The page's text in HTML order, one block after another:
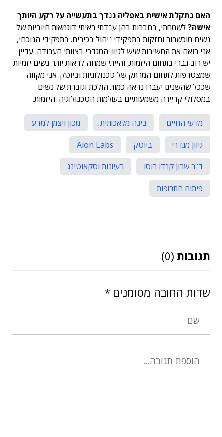
האם נתקלת אישית באפליה נגדך בתעשייה על רקע היותך
אישה?לשמחתי, בחברות בהן עבדתי ראיתי דוגמאות חיוביות של
נשים מוכשרות וחזקות בתפקידי ניהול בכירים. בתפקידי הנוכחי,
אני רואה את החשיבות שיש לגיוון המגדרי בצוותי העבודה. עדיין
יש רוב גברי בתחום היזמות, והייתי שמחה לראות יותר נשים יזמיות
שמצטרפות לתחום המרתק של טכנולוגיות וביוטק. אני מקווה
שככל שהשנים יעברו נראה כמות הולכת וגוברת של נשים
במסלולי קריירה משמעותיים בעולמות הטכנולוגיה והיזמות.
מדעי החיים בינה מלאכותית
מכון ויצמן למדע
גיוון מגדרי
ביוטק
Aion Labs
ד"ר שרון קרדו רוסו
רעיונות וסקאוטינג
פיתוח התרופות
תגובות (0)
שדות החובה מסומנים *